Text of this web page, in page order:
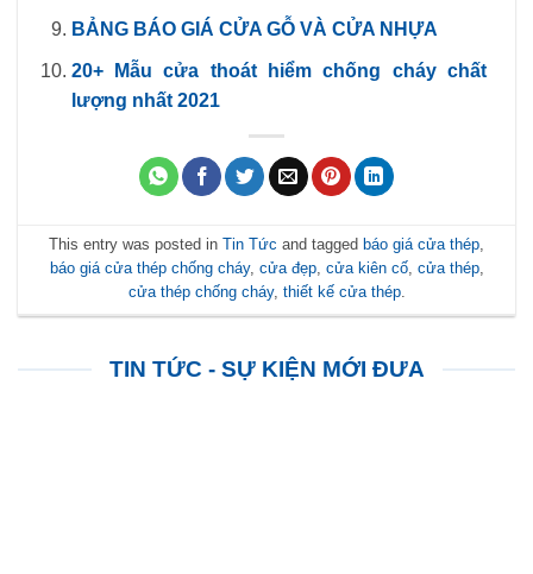
BẢNG BÁO GIÁ CỬA GỖ VÀ CỬA NHỰA
20+ Mẫu cửa thoát hiểm chống cháy chất
lượng nhất 2021
This entry was posted in Tin Tức and tagged báo giá cửa thép,
báo giá cửa thép chống cháy, cửa đẹp, cửa kiên cố, cửa thép,
cửa thép chống cháy, thiết kế cửa thép.
TIN TỨC - SỰ KIỆN MỚI ĐƯA